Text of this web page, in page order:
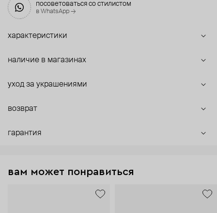
посоветоваться со стилистом
в WhatsApp →
характеристики
наличие в магазинах
уход за украшениями
возврат
гарантия
вам может понравиться